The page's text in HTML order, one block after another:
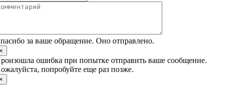
за ваше обращение. Оно отправлено.
ошибка при попытке отправить ваше сообщение.
попробуйте еще раз позже.